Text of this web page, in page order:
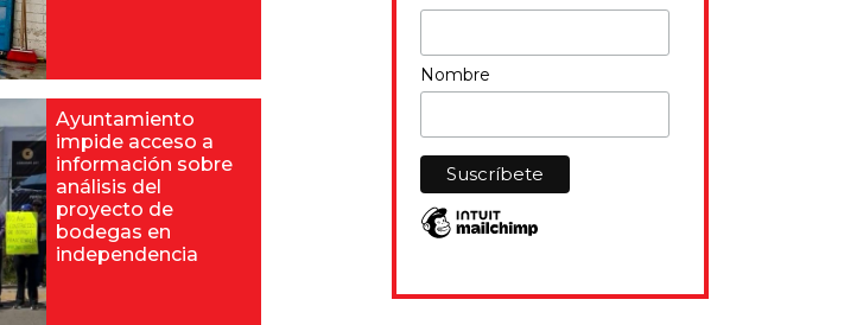
Ayuntamiento
impide acceso a
información sobre
análisis del
proyecto de
bodegas en
independencia
Nombre